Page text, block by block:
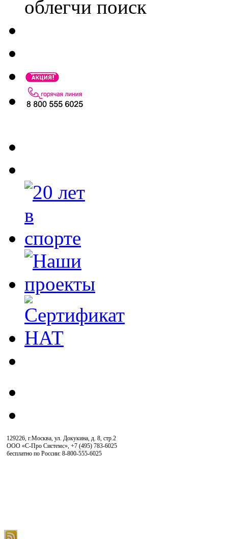
облегчи поиск
129226, г.Москва, ул. Докукина, д. 8, стр.2
ООО «С-Про Системс», +7 (495) 783-6025
бесплатно по России: 8-800-555-6025